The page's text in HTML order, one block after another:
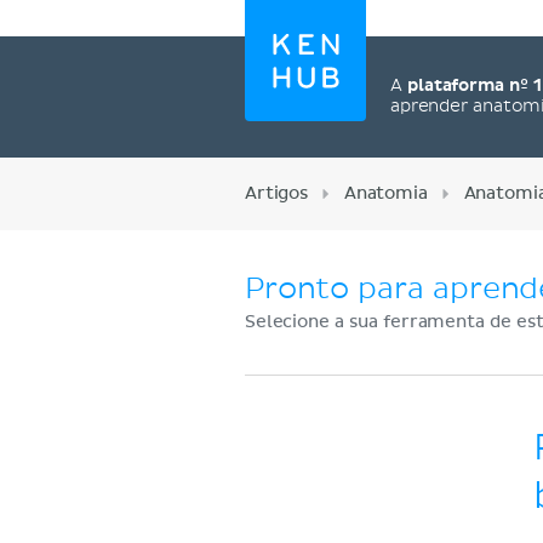
A plataforma nº 1
aprender
Artigos Anatomia
Pronto para
Selecione a sua ferramenta de